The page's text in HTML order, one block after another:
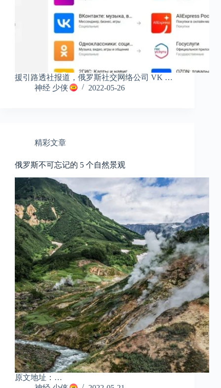
援引路透社报道，俄罗斯社交网络公司 VK …
神经 少侠
2022-05-26
精彩文章
俄罗斯不可忘记的 5 个自然景观
原文地址：…